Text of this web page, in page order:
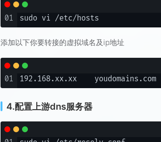
01
添加以下你要转接的虚拟域名及ip地址
01
4.配置上游dns服务器